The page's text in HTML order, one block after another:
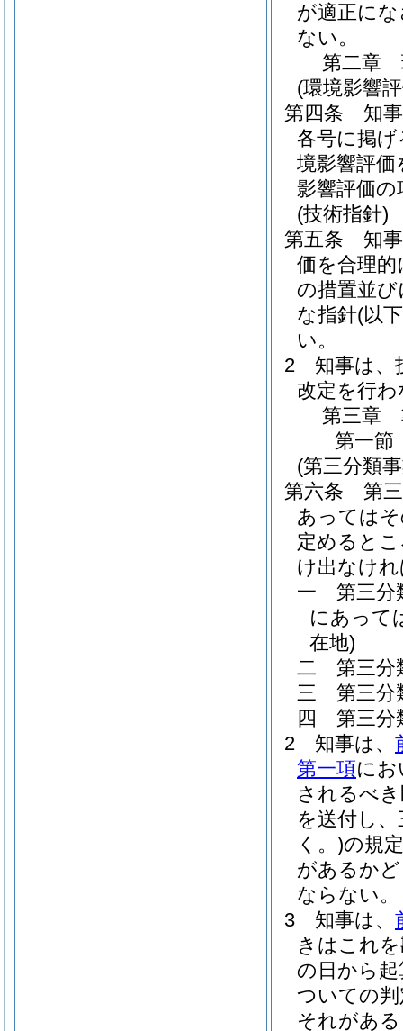
が適正に
ない。
第二章
(環境影響
第四条
知
各号に掲
境影響評
影響評価
(技術指針)
第五条
知
価を合理
の措置並
な指針(以
い。
2
知事は、
改定を行
第三章
第一節
(第三分類
第六条
第
あっては
定めると
け出なけ
一
第三分
にあって
在地)
二
第三分
三
第三分
四
第三分
2
知事は、
第一項にお
されるべ
を送付し
く。)の規
があるか
ならない。
3
知事は、
きはこれ
の日から
ついての
それがあ